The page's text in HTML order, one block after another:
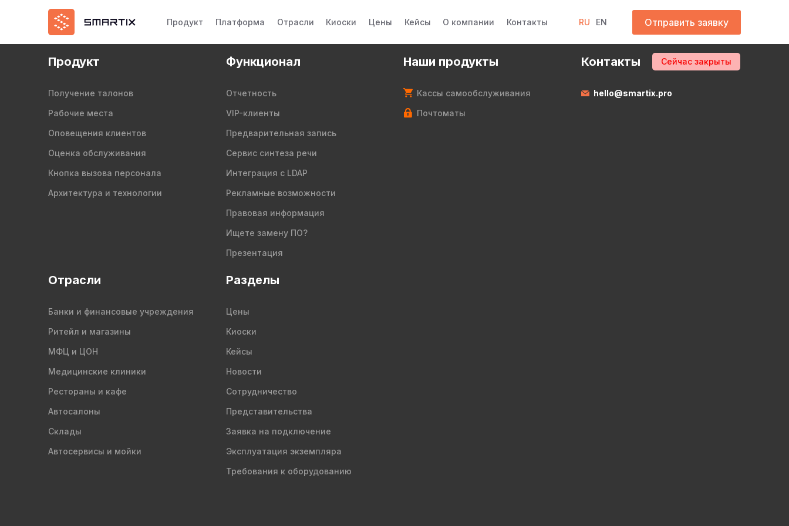
Продукт Платформа Отрасли Киоски Цены Кейсы О компании Контакты RU EN Отправить заявку
Продукт
Получение талонов
Рабочие места
Оповещения клиентов
Оценка обслуживания
Кнопка вызова персонала
Архитектура и технологии
Функционал
Отчетность
VIP-клиенты
Предварительная запись
Сервис синтеза речи
Интеграция с LDAP
Рекламные возможности
Правовая информация
Ищете замену ПО?
Презентация
Наши продукты
Кассы самообслуживания
Почтоматы
Контакты Сейчас закрыты
hello@smartix.pro
Отрасли
Банки и финансовые учреждения
Ритейл и магазины
МФЦ и ЦОН
Медицинские клиники
Рестораны и кафе
Автосалоны
Склады
Автосервисы и мойки
Разделы
Цены
Киоски
Кейсы
Новости
Сотрудничество
Представительства
Заявка на подключение
Эксплуатация экземпляра
Требования к оборудованию